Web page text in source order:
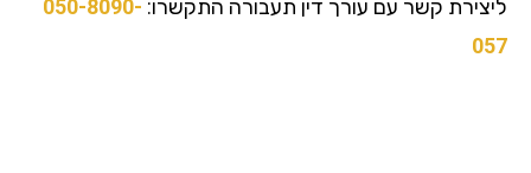
קשר עם עורך דין תעבורה התקשרו:050-8090-